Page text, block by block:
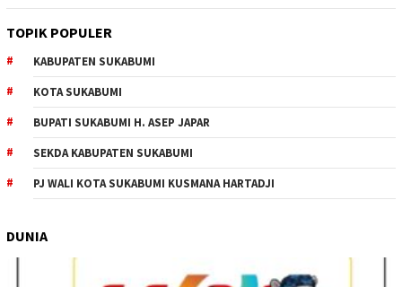
TOPIK POPULER
KABUPATEN SUKABUMI
KOTA SUKABUMI
BUPATI SUKABUMI H. ASEP JAPAR
SEKDA KABUPATEN SUKABUMI
PJ WALI KOTA SUKABUMI KUSMANA HARTADJI
DUNIA